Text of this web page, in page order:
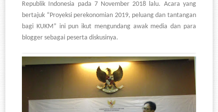
Republik Indonesia pada 7 November 2018 lalu. Acara yang
bertajuk “Proyeksi perekonomian 2019, peluang dan tantangan
bagi KUKM” ini pun ikut mengundang awak media dan para
blogger sebagai peserta diskusinya.